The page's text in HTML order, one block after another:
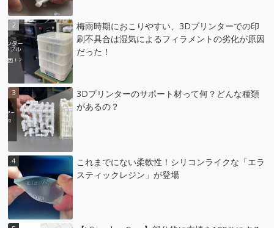
梅雨時期におこりやすい、3Dプリンターでの印
刷不具合は湿気によるフィラメントの劣化が原因
だった！
3Dプリンターのサポート材って何？どんな種類
があるの？
これまでにない柔軟性！シリコンライクな「エラ
スティックレジン」が登場